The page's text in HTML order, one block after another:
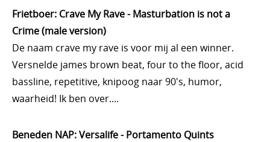
Frietboer: Crave My Rave - Masturbation is not a
Crime (male version)
De naam crave my rave is voor mij al een winner.
Versnelde james brown beat, four to the floor, acid
bassline, repetitive, knipoog naar 90's, humor,
waarheid! Ik ben over....
Beneden NAP: Versalife - Portamento Quints